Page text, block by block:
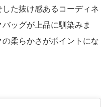
た抜け感あるコーディネ
ッグが上品に馴染みま
柔らかさがポイントにな